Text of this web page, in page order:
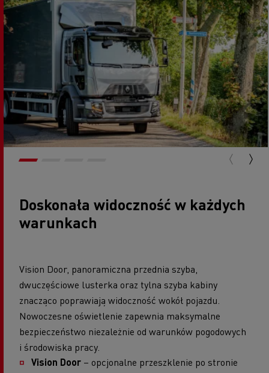
Doskonała widoczność w każdych
warunkach
Vision Door, panoramiczna przednia szyba,
dwuczęściowe lusterka oraz tylna szyba kabiny
znacząco poprawiają widoczność wokół pojazdu.
Nowoczesne oświetlenie zapewnia maksymalne
bezpieczeństwo niezależnie od warunków pogodowych
i środowiska pracy.
Vision Door – opcjonalne przeszklenie po stronie